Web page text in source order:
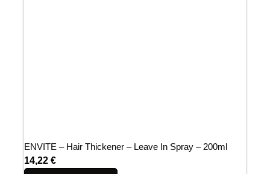
ENVITE – Hair Thickener – Leave In Spray – 200ml
14,22 €